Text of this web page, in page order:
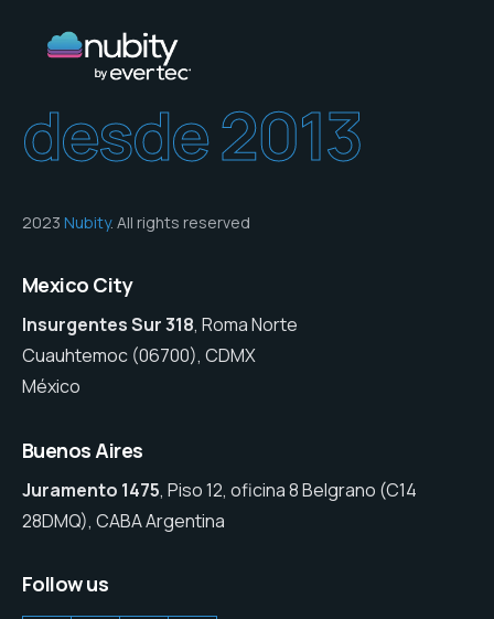
desde 2013
2023 Nubity. All rights reserved
Mexico City
Insurgentes Sur 318, Roma Norte
Cuauhtemoc (06700), CDMX
México
Buenos Aires
Juramento 1475, Piso 12, oficina 8 Belgrano (C14
28DMQ), CABA Argentina
Follow us